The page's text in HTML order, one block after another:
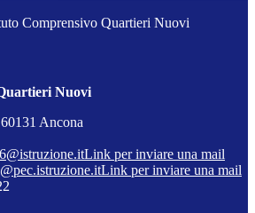
Comprensivo Quartieri Nuovi
Nuovi
Ancona
Link per inviare una mail
Link per inviare una mail